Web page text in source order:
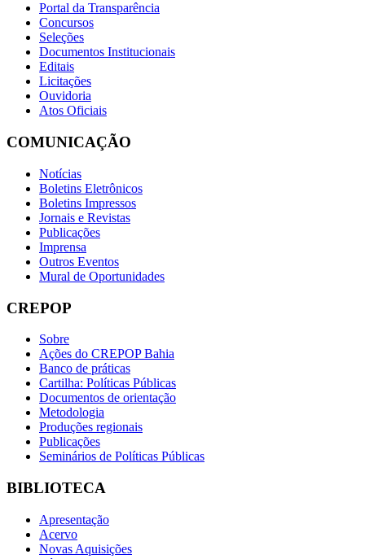
Portal da Transparência
Concursos
Seleções
Documentos Institucionais
Editais
Licitações
Ouvidoria
Atos Oficiais
COMUNICAÇÃO
Notícias
Boletins Eletrônicos
Boletins Impressos
Jornais e Revistas
Publicações
Imprensa
Outros Eventos
Mural de Oportunidades
CREPOP
Sobre
Ações do CREPOP Bahia
Banco de práticas
Cartilha: Políticas Públicas
Documentos de orientação
Metodologia
Produções regionais
Publicações
Seminários de Políticas Públicas
BIBLIOTECA
Apresentação
Acervo
Novas Aquisições